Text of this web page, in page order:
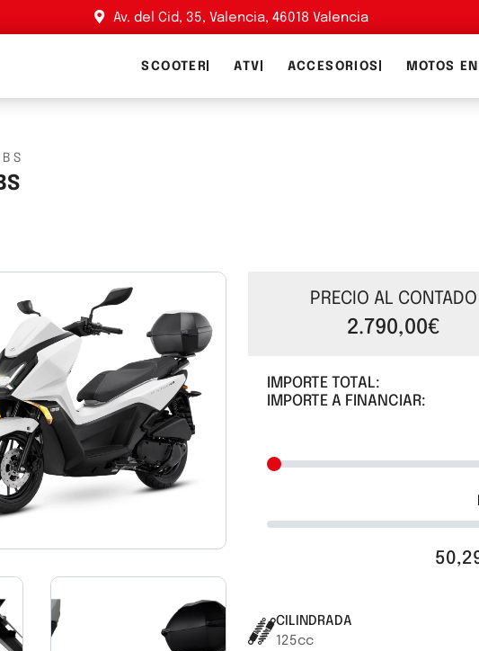
Av. del Cid, 35, Valencia, 46018 Valencia
SCOOTER ATV ACCESORIOS MOTOS
PRECIO AL CONTADO
2.790,00€
IMPORTE TOTAL:
IMPORTE A FINANCIAR:
CILINDRADA
125cc